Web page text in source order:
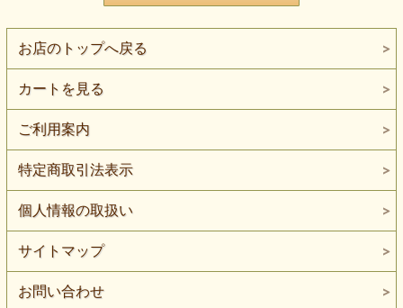
お店のトップへ戻る
カートを見る
ご利用案内
特定商取引法表示
個人情報の取扱い
サイトマップ
お問い合わせ